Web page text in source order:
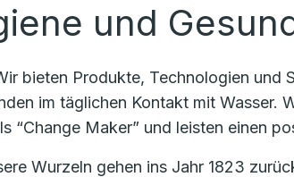
und
bieten Produkte, Technologien und
im täglichen Kontakt mit Wasser.
“Change Maker” und leisten einen
Wurzeln gehen ins Jahr 1823